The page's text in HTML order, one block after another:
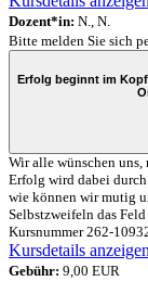
Dozent*in: N., N.
Bitte melden Sie sich
Erfolg beginnt im
Wir alle wünschen uns,
Erfolg wird dabei
wie können wir mutig
Selbstzweifeln das Feld
Kursnummer 262-
Kursdetails
Gebühr: 9,00 EUR